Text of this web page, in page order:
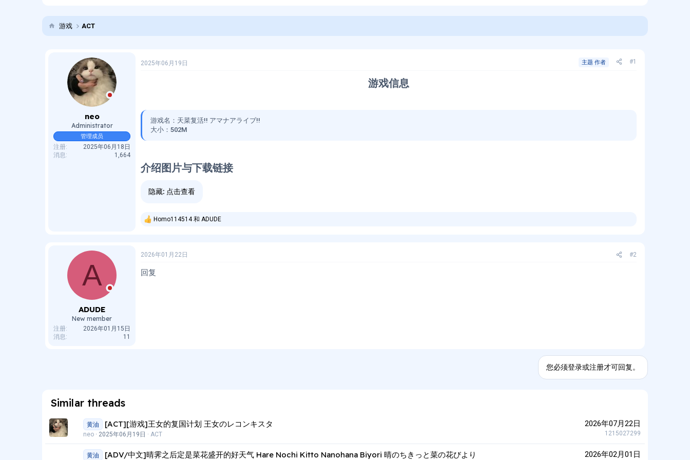
人
游戏 ACT
neo
Administrator
管理成员
注册
2025年06月18日
消息
1,664
2025年06月19日 主题 作者 #1
游戏信息​
游戏名：天菜复活!! アマナアライブ!!
大小：502M
介绍图片与下载链接​
隐藏: 点击查看
反
Homo114514和 ADUDE
A
ADUDE
New member
注册
2026年01月15日
消息
11
2026年01月22日 #2
回复
您必须登录或注册才可回复。
Similar threads
黄油 [ACT][游戏]王女的复国计划 王女のレコンキスタ
neo 2025年06月19日 ACT
2026年07月22日
1215027299
黄油 [ADV/中文]晴霁之后定是菜花盛开的好天气 Hare Nochi Kitto Nanohana Biyori 晴のちきっと菜の花びより 2026年02月01日